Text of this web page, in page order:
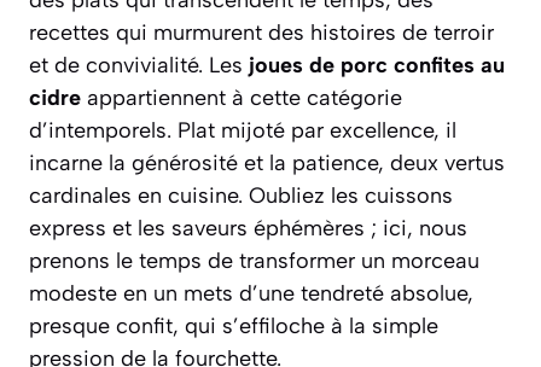
recettes qui murmurent des histoires de terroir
et de convivialité. Les joues de porc confites au
cidre appartiennent à cette catégorie
d’intemporels. Plat mijoté par excellence, il
incarne la générosité et la patience, deux vertus
cardinales en cuisine. Oubliez les cuissons
express et les saveurs éphémères ; ici, nous
prenons le temps de transformer un morceau
modeste en un mets d’une tendreté absolue,
presque confit, qui s’effiloche à la simple
pression de la fourchette.